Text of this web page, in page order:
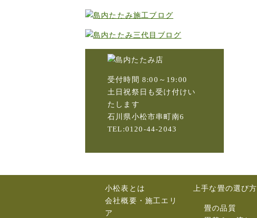
受付時間 8:00～19:00
土日祝祭日も受け付けい
たします
石川県小松市串町南6
TEL:0120-44-2043
小松表とは
会社概要・施工エリ
ア
上手な畳の選び方
畳の品質